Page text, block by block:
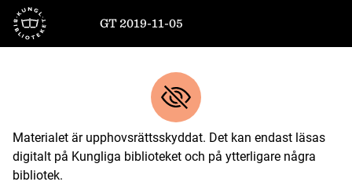
Till startsidan
GT 2019-11-05
Materialet är upphovsrättsskyddat. Det kan endast läsas
digitalt på Kungliga biblioteket och på ytterligare några
bibliotek.